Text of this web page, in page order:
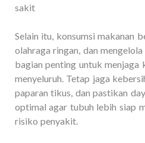
sakit
Selain itu, konsumsi makanan
olahraga ringan, dan
bagian penting untuk menjaga
menyeluruh. Tetap jaga
paparan tikus, dan pastikan
optimal agar tubuh lebih siap
risiko penyakit.